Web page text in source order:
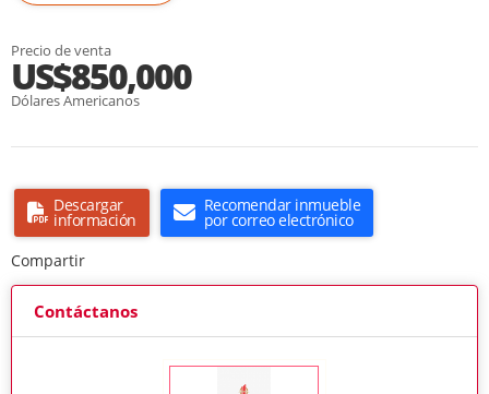
Precio de venta
US$850,000
Dólares Americanos
Descargar
información
Recomendar inmueble
por correo electrónico
Compartir
Contáctanos